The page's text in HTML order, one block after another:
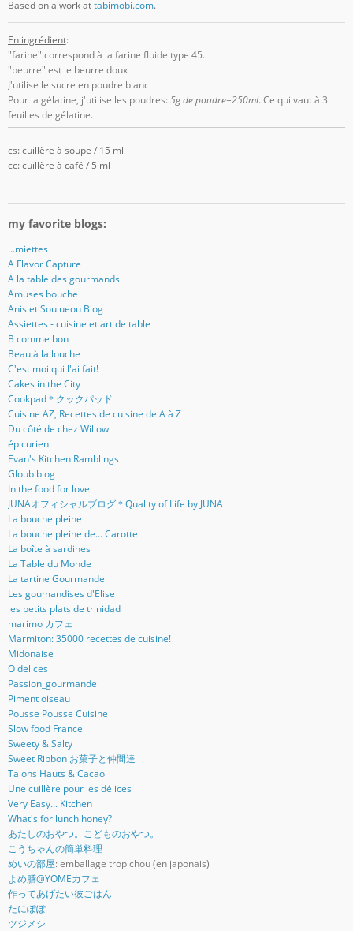
Based on a work attabimobi.com.
En ingrédient:
"farine" correspond à la farine fluide type 45.
"beurre" est le beurre doux
J'utilise le sucre en poudre blanc
Pour la gélatine, j'utilise les poudres: 5g de poudre=250ml. Ce qui vaut à 3
feuilles de gélatine.
cs: cuillère à soupe / 15 ml
cc: cuillère à café / 5 ml
my favorite blogs:
...miettes
A Flavor Capture
A la table des gourmands
Amuses bouche
Anis et Soulueou Blog
Assiettes - cuisine et art de table
B comme bon
Beau à la louche
C'est moi qui l'ai fait!
Cakes in the City
Cookpad＊クックパッド
Cuisine AZ, Recettes de cuisine de A à Z
Du côté de chez Willow
épicurien
Evan's Kitchen Ramblings
Gloubiblog
In the food for love
JUNAオフィシャルブログ＊Quality of Life by JUNA
La bouche pleine
La bouche pleine de... Carotte
La boîte à sardines
La Table du Monde
La tartine Gourmande
Les goumandises d'Elise
les petits plats de trinidad
marimo カフェ
Marmiton: 35000 recettes de cuisine!
Midonaise
O delices
Passion_gourmande
Piment oiseau
Pousse Pousse Cuisine
Slow food France
Sweety & Salty
Sweet Ribbon お菓子と仲間達
Talons Hauts & Cacao
Une cuillère pour les délices
Very Easy... Kitchen
What's for lunch honey?
あたしのおやつ。こどものおやつ。
こうちゃんの簡単料理
めいの部屋: emballage trop chou (en japonais)
よめ膳@YOMEカフェ
作ってあげたい彼ごはん
たにぽぽ
ツジメシ